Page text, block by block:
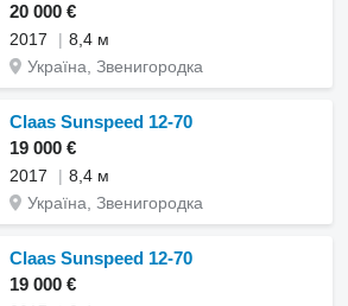
20 000 €
2017
8,4 м
Україна, Звенигородка
Claas Sunspeed 12-70
19 000 €
2017
8,4 м
Україна, Звенигородка
Claas Sunspeed 12-70
19 000 €